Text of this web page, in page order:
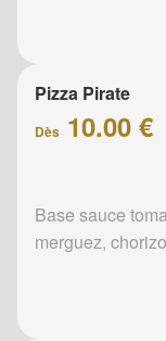
Pizza Pirate
Dès 10.00 €
Base sauce
merguez,